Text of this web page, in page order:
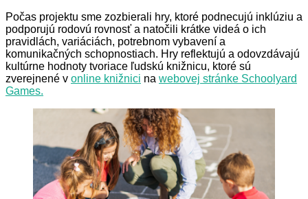
Počas projektu sme zozbierali hry, ktoré podnecujú inklúziu a
podporujú rodovú rovnosť a natočili krátke videá o ich
pravidlách, variáciách, potrebnom vybavení a
komunikačných schopnostiach. Hry reflektujú a odovzdávajú
kultúrne hodnoty tvoriace ľudskú knižnicu, ktoré sú
zverejnené v online knižnici na webovej stránke Schoolyard
Games.